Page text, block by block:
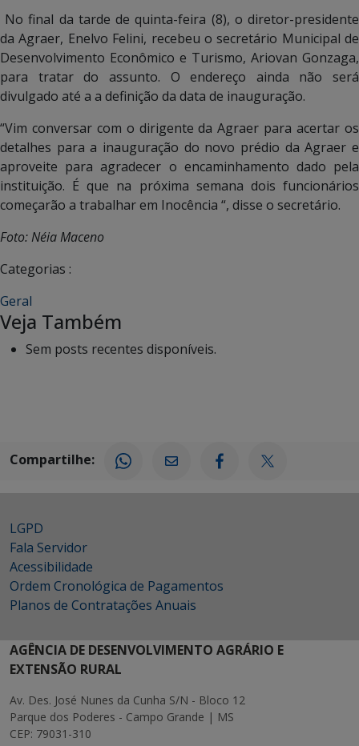
No final da tarde de quinta-feira (8), o diretor-presidente
da Agraer, Enelvo Felini, recebeu o secretário Municipal de
Desenvolvimento Econômico e Turismo, Ariovan Gonzaga,
para tratar do assunto. O endereço ainda não será
divulgado até a a definição da data de inauguração.
“Vim conversar com o dirigente da Agraer para acertar os
detalhes para a inauguração do novo prédio da Agraer e
aproveite para agradecer o encaminhamento dado pela
instituição. É que na próxima semana dois funcionários
começarão a trabalhar em Inocência “, disse o secretário.
Foto: Néia Maceno
Categorias :
Geral
Veja Também
Sem posts recentes disponíveis.
Compartilhe:
LGPD
Fala Servidor
Acessibilidade
Ordem Cronológica de Pagamentos
Planos de Contratações Anuais
AGÊNCIA DE DESENVOLVIMENTO AGRÁRIO E
EXTENSÃO RURAL
Av. Des. José Nunes da Cunha S/N - Bloco 12
Parque dos Poderes - Campo Grande | MS
CEP: 79031-310